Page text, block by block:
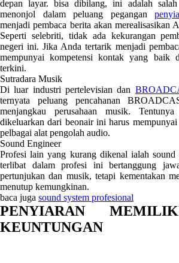
depan layar. bisa dibilang, ini adalah
menonjol dalam peluang pegangan
menjadi pembaca berita akan merealisasikan
Seperti selebriti, tidak ada kekurangan
negeri ini. Jika Anda tertarik menjadi
mempunyai kompetensi kontak yang baik
terkini.
Sutradara Musik
Di luar industri pertelevisian dan
ternyata peluang pencahanan
menjangkau perusahaan musik.
dikeluarkan dari beonair ini harus
pelbagai alat pengolah audio.
Sound Engineer
Profesi lain yang kurang dikenal ialah sound
terlibat dalam profesi ini bertanggung
pertunjukan dan musik, tetapi kementakan
menutup kemungkinan.
baca juga sound system profesional
PENYIARAN
KEUNTUNGAN